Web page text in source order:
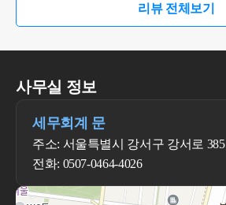
리뷰 전체보기
사무실 정보
세무회계 문
주소: 서울특별시 강서구 강서로 385
전화: 0507-0464-4026